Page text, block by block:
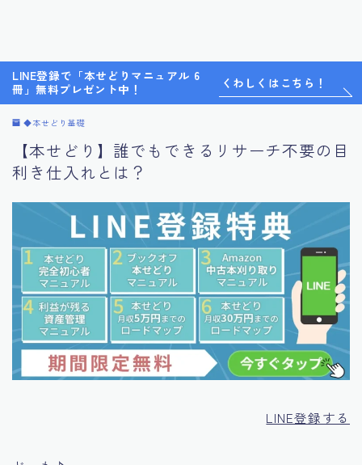
LINE登録で「本せどりマニュアル 6
冊」無料プレゼント中！
くわしくはこちら！
◆本せどり基礎
【本せどり】誰でもできるリサーチ不要の目
利き仕入れとは？
LINE登録する